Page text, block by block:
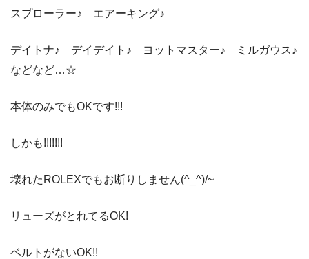
スプローラー♪ エアーキング♪
デイトナ♪ デイデイト♪ ヨットマスター♪ ミルガウス♪
などなど…☆
本体のみでもOKです!!!
しかも!!!!!!!
壊れたROLEXでもお断りしません(^_^)/~
リューズがとれてるOK!
ベルトがないOK!!